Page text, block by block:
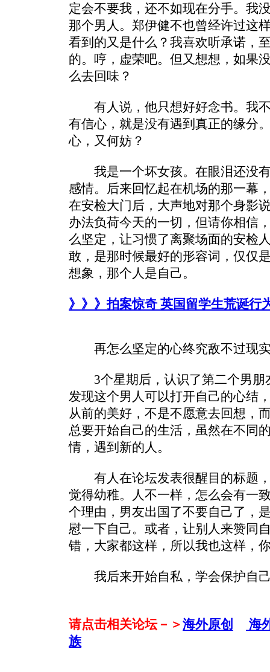
定会不要我，还不如现在分手。我
那个男人。郑伊健不也曾经许过这
看到的又是什么？我喜欢听承诺，
的。哼，虚荣吧。但又想想，如果
么去回味？
有人说，他只想好好念书。我不
有信心，就是没有遇到真正的缘分
心，又何妨？
我是一个坏女孩。在眼泪还没有
感情。后来回忆起在机场的那一幕
在安检大门后，大声地对那个身影
办法负荷今天的一切，但请你相信
么坚定，让习惯了离聚场面的安检
敢，是那时候最好的形容词，仅仅
想象，那个人是自己。
》》》拍案惊奇 英国留学生荒诞行
再怎么坚定的心终究敌不过现
3个星期后，认识了第二个男朋
发现这个男人可以打开自己的心结
从前的美好，不是不愿意去回想，
总要开始自己的生活，虽然在不同
情，遇到新的人。
有人在论坛发表很醒目的标题，
觉得幼稚。人不一样，怎么会有一
个理由，男友出国了不要自己了，
慰一下自己。或者，让别人来赞同
错，大家都这样，所以我也这样，
我后来开始自私，学会保护自己
请点击相关论坛－＞海外原创
海
族